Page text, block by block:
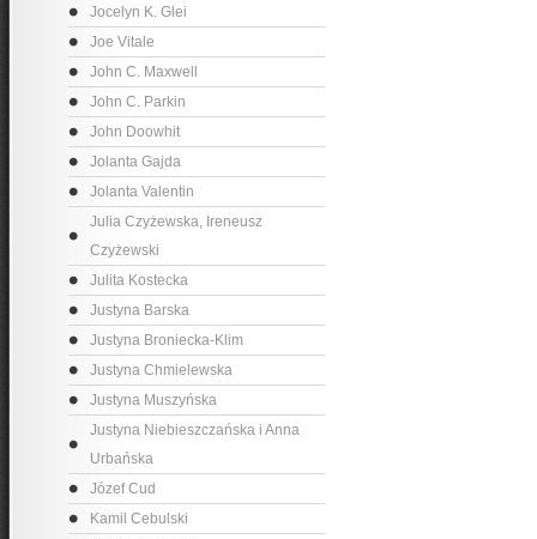
Jocelyn K. Glei
Joe Vitale
John C. Maxwell
John C. Parkin
John Doowhit
Jolanta Gajda
Jolanta Valentin
Julia Czyżewska, Ireneusz
Czyżewski
Julita Kostecka
Justyna Barska
Justyna Broniecka-Klim
Justyna Chmielewska
Justyna Muszyńska
Justyna Niebieszczańska i Anna
Urbańska
Józef Cud
Kamil Cebulski